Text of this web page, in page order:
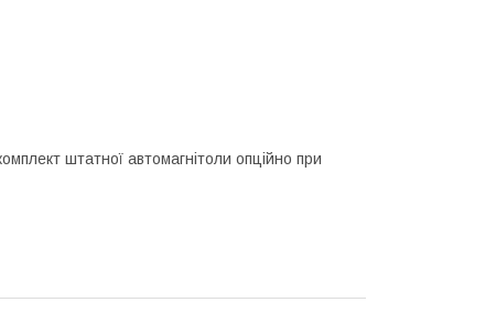
штатної автомагнітоли опційно при